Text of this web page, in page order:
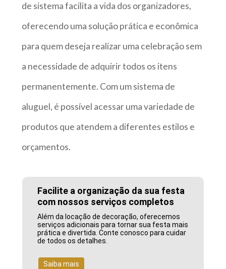
de sistema facilita a vida dos organizadores,
oferecendo uma solução prática e econômica
para quem deseja realizar uma celebração sem
a necessidade de adquirir todos os itens
permanentemente. Com um sistema de
aluguel, é possível acessar uma variedade de
produtos que atendem a diferentes estilos e
orçamentos.
Facilite a organização da sua festa
com nossos serviços completos
Além da locação de decoração, oferecemos
serviços adicionais para tornar sua festa mais
prática e divertida. Conte conosco para cuidar
de todos os detalhes.
Saiba mais